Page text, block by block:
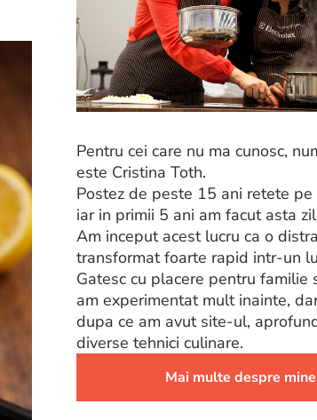
Pentru cei care nu ma cunosc,
este Cristina Toth.
Postez de peste 15 ani retete pe
iar in primii 5 ani am facut asta
Am inceput acest lucru ca o
transformat foarte rapid intr-un
Gatesc cu placere pentru familie
am experimentat mult inainte,
dupa ce am avut site-ul,
diverse tehnici culinare.
Mai multe despre mine